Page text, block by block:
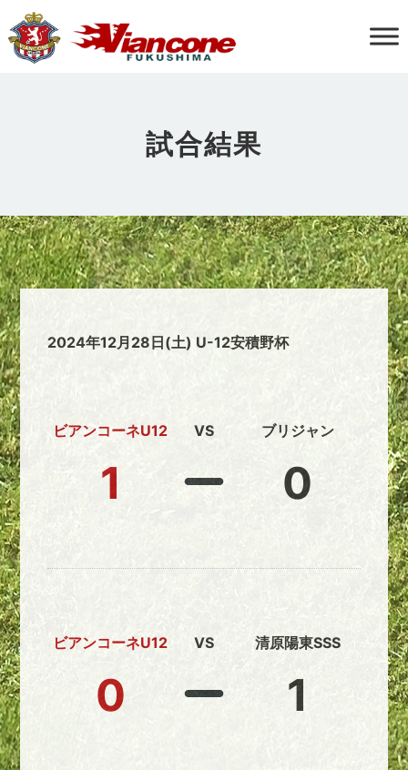
試合結果
2024年12月28日(土) U-12安積野杯
ビアンコーネU12
1
VS ブリジャン
0
ビアンコーネU12
0
VS 清原陽東SSS
1